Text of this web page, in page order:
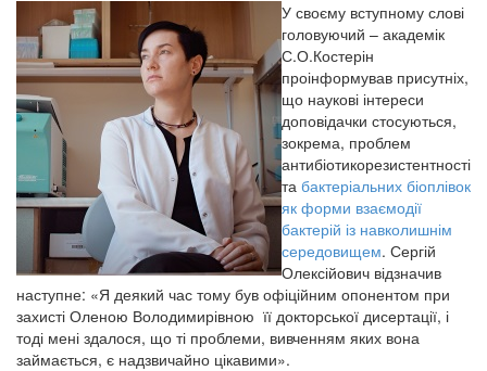
У своєму вступному слові
головуючий – академік
С.О.Костерін
проінформував присутніх,
що наукові інтереси
доповідачки стосуються,
зокрема, проблем
антибіотикорезистентності
та бактеріальних біоплівок
як форми взаємодії
бактерій із навколишнім
середовищем. Сергій
Олексійович відзначив
наступне: «Я деякий час тому був офіційним опонентом при
захисті Оленою Володимирівною її докторської дисертації, і
тоді мені здалося, що ті проблеми, вивченням яких вона
займається, є надзвичайно цікавими».